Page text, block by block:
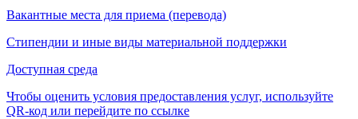
Вакантные места для приема (перевода)
Стипендии и иные виды материальной поддержки
Доступная среда
Чтобы оценить условия предоставления услуг, используйте
QR-код или перейдите по ссылке